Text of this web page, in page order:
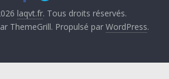
laqvt.fr. Tous droits réservés.
ThemeGrill. Propulsé par WordPress.